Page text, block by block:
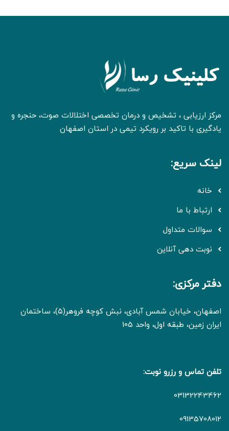
مرکز ارزیابی ، تشخیص و درمان تخصصی اختلالات صوت، حنجره و
یادگیری با تاکید بر رویکرد تیمی در استان اصفهان
لینک سریع:
خانه
ارتباط با ما
سوالات متداول
نوبت دهی آنلاین
دفتر مرکزی:
اصفهان، خیابان شمس آبادی، نبش کوچه فروهر(۵)، ساختمان
ایران زمین، طبقه اول، واحد 105
تلفن تماس و رزرو نوبت:
03132243462
09135708012